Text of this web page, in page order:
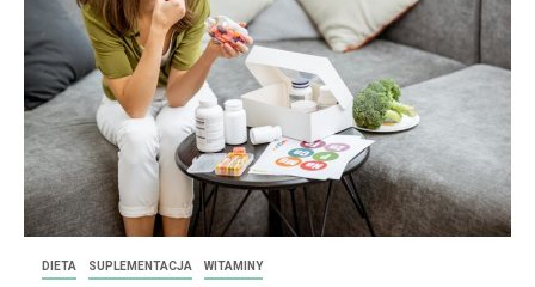
DIETA SUPLEMENTACJA WITAMINY